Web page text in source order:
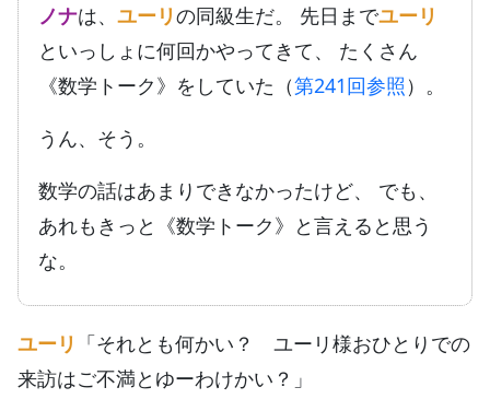
ノナは、 ユーリの同級生だ。 先日までユーリ
といっしょに何回かやってきて、 たくさん
《数学トーク》をしていた（第241回参照 ）。
うん、そう。
数学の話はあまりできなかったけど、 でも、
あれもきっと《数学トーク》と言えると思う
な。
ユーリ 「それとも何かい？ ユーリ様おひとりでの
来訪はご不満とゆーわけかい？」